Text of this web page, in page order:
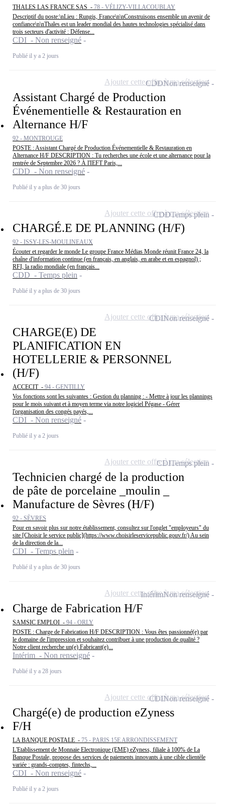
THALES LAS FRANCE SAS - 78 - VÉLIZY-VILLACOUBLAY
Descriptif du poste:\nLieu : Rungis, France\n\nConstruisons ensemble un avenir de
confiance\n\nThales est un leader mondial des hautes technologies spécialisé dans
trois secteurs d'activité : Défense...
CDI - Non renseigné
Publié il y a 2 jours
Assistant Chargé de Production
Événementielle & Restauration en
Alternance H/F
92 - MONTROUGE
POSTE : Assistant Chargé de Production Événementielle & Restauration en
Alternance H/F DESCRIPTION : Tu recherches une école et une alternance pour la
rentrée de Septembre 2026 ? À l'IEFT Paris,...
CDD - Non renseigné
Publié il y a plus de 30 jours
CDDNon renseigné
Ajouter cette offre à ma sélection
CHARGÉ.E DE PLANNING (H/F)
92 - ISSY-LES-MOULINEAUX
Écouter et regarder le monde Le groupe France Médias Monde réunit France 24, la
chaîne d'information continue (en français, en anglais, en arabe et en espagnol) ;
RFI, la radio mondiale (en français...
CDD - Temps plein
Publié il y a plus de 30 jours
CDDTemps plein
Ajouter cette offre à ma sélection
CHARGE(E) DE
PLANIFICATION EN
HOTELLERIE & PERSONNEL
(H/F)
ACCECIT - 94 - GENTILLY
Vos fonctions sont les suivantes : Gestion du planning : - Mettre à jour les plannings
pour le mois suivant et à moyen terme via notre logiciel Pégase - Gérer
l'organisation des congés payés,...
CDI - Non renseigné
Publié il y a 2 jours
CDINon renseigné
Ajouter cette offre à ma sélection
Technicien chargé de la production
de pâte de porcelaine _moulin _
Manufacture de Sèvres (H/F)
92 - SÈVRES
Pour en savoir plus sur notre établissement, consultez sur l'onglet "employeurs" du
site [Choisir le service public](https://www.choisirleservicepublic.gouv.fr/) Au sein
de la direction de la...
CDI - Temps plein
Publié il y a plus de 30 jours
CDITemps plein
Ajouter cette offre à ma sélection
Charge de Fabrication H/F
SAMSIC EMPLOI - 94 - ORLY
POSTE : Charge de Fabrication H/F DESCRIPTION : Vous êtes passionné(e) par
le domaine de l'impression et souhaitez contribuer à une production de qualité ?
Notre client recherche un(e) Fabricant(e)...
Intérim - Non renseigné
Publié il y a 28 jours
IntérimNon renseigné
Ajouter cette offre à ma sélection
Chargé(e) de production eZyness
F/H
LA BANQUE POSTALE - 75 - PARIS 15E ARRONDISSEMENT
L'Etablissement de Monnaie Electronique (EME) eZyness, filiale à 100% de La
Banque Postale, propose des services de paiements innovants à une cible clientèle
variée : grands-comptes, fintechs,...
CDI - Non renseigné
Publié il y a 2 jours
CDINon renseigné
Ajouter cette offre à ma sélection